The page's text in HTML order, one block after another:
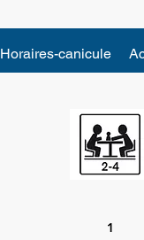
Horaires-canicule
1